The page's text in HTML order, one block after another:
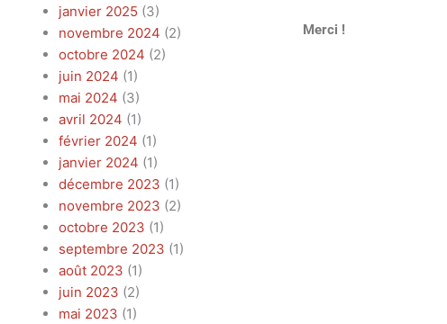
janvier 2025 (3)
novembre 2024 (2)
octobre 2024 (2)
juin 2024 (1)
mai 2024 (3)
avril 2024 (1)
février 2024 (1)
janvier 2024 (1)
décembre 2023 (1)
novembre 2023 (2)
octobre 2023 (1)
septembre 2023 (1)
août 2023 (1)
juin 2023 (2)
mai 2023 (1)
Merci !